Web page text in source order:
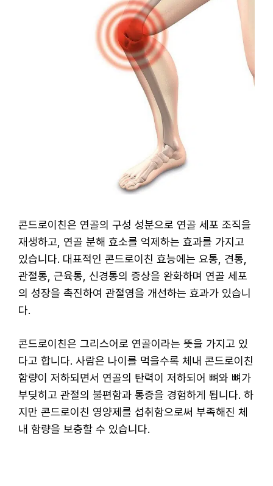
콘드로이친은 연골의 구성 성분으로 연골 세포 조직을
재생하고, 연골 분해 효소를 억제하는 효과를 가지고
있습니다. 대표적인 콘드로이친 효능에는 요통, 견통,
관절통, 근육통, 신경통의 증상을 완화하며 연골 세포
의 성장을 촉진하여 관절염을 개선하는 효과가 있습니
다.
콘드로이친은 그리스어로 연골이라는 뜻을 가지고 있
다고 합니다. 사람은 나이를 먹을수록 체내 콘드로이친
함량이 저하되면서 연골의 탄력이 저하되어 뼈와 뼈가
부딪히고 관절의 불편함과 통증을 경험하게 됩니다. 하
지만 콘드로이친 영양제를 섭취함으로써 부족해진 체
내 함량을 보충할 수 있습니다.